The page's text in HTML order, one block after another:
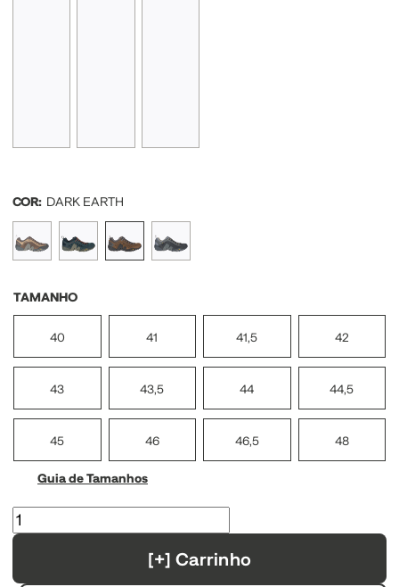
COR: DARK EARTH
TAMANHO
40 41 41,5 42
43 43,5 44 44,5
45 46 46,5 48
Guia de Tamanhos
[+] Carrinho